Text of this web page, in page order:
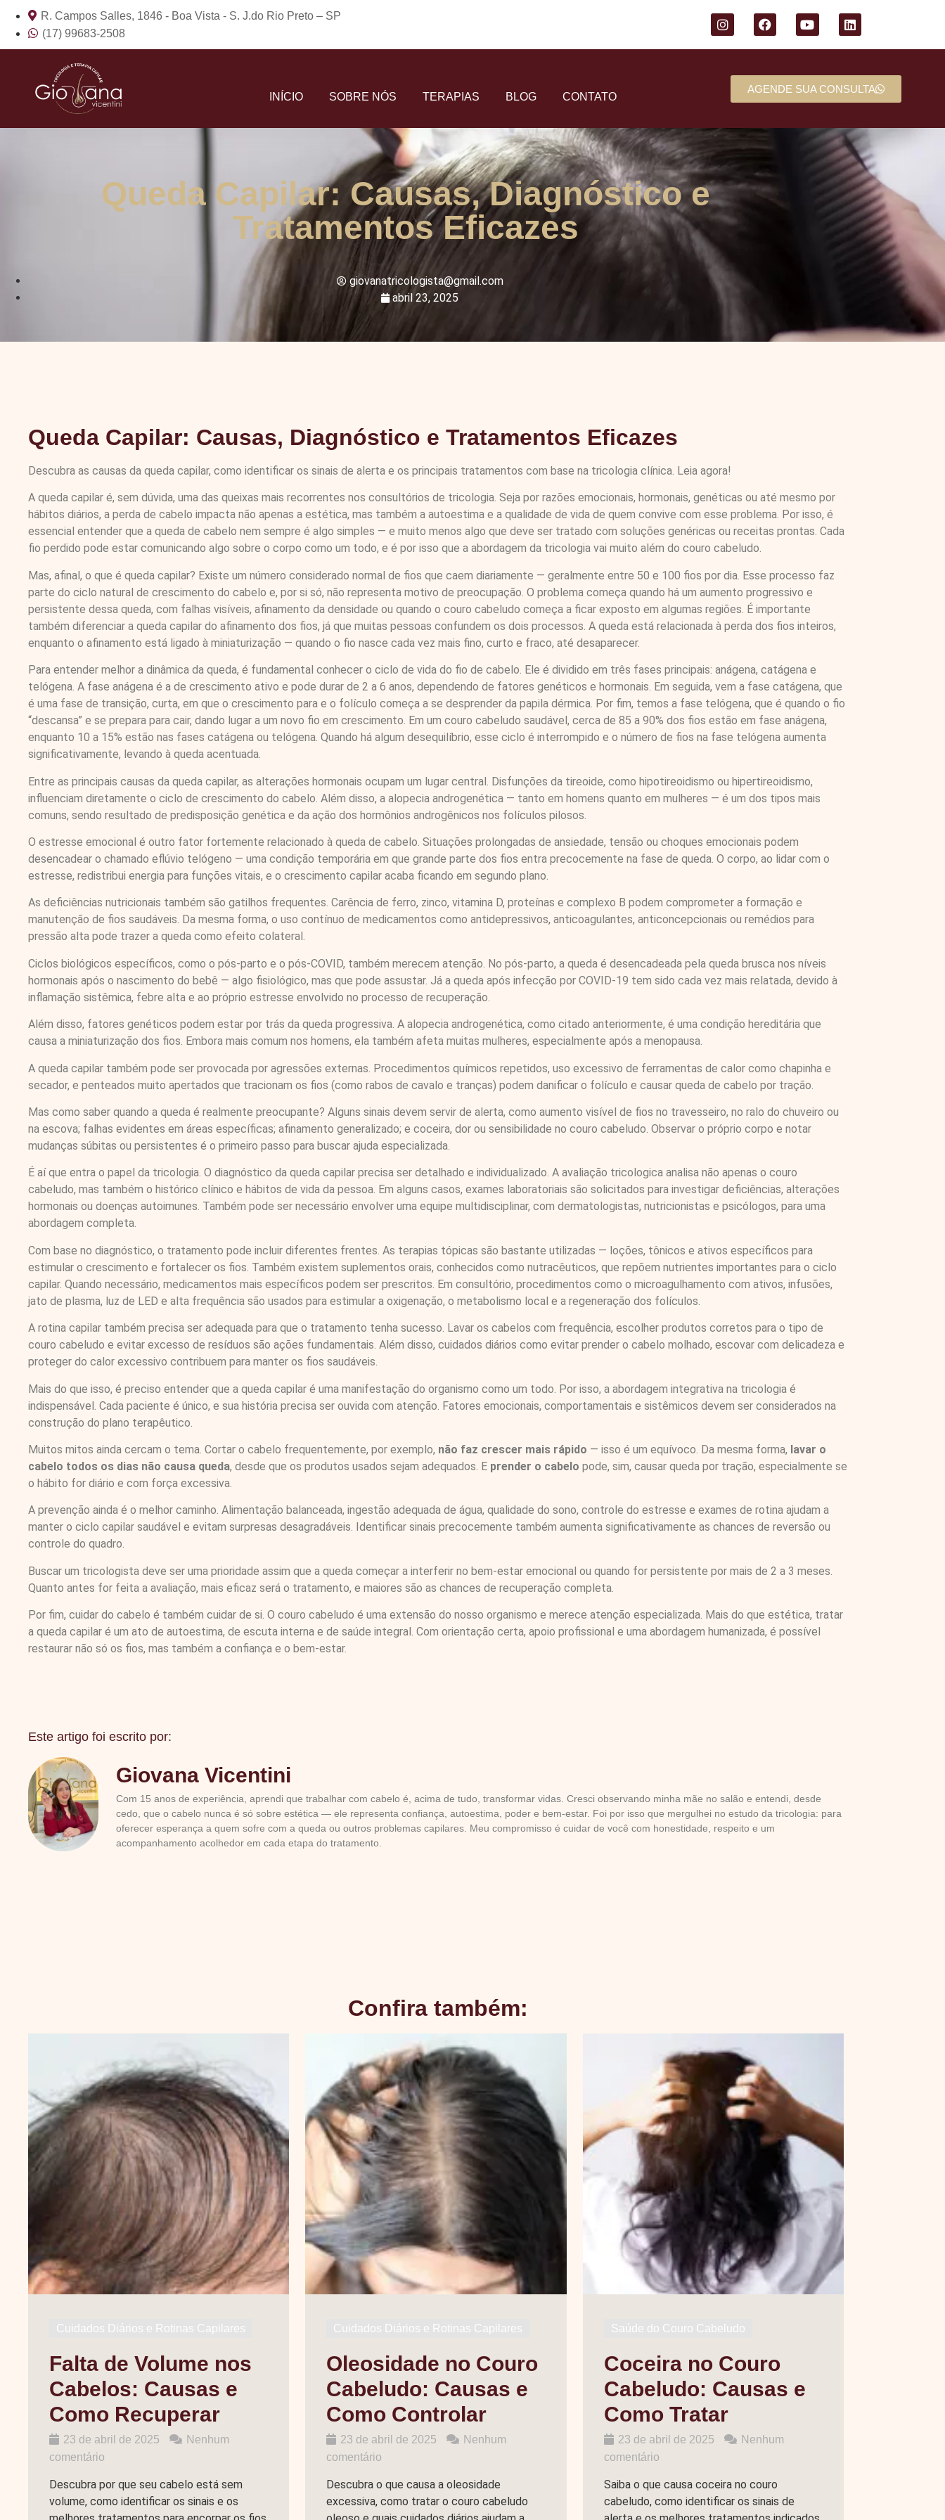
R. Campos Salles, 1846 - Boa Vista - S. J.do Rio Preto – SP
(17) 99683-2508
INÍCIO SOBRE NÓS TERAPIAS BLOG CONTATO
AGENDE SUA CONSULTA
Queda Capilar: Causas, Diagnóstico e
Tratamentos Eficazes
giovanatricologista@gmail.com
abril 23, 2025
Queda Capilar: Causas, Diagnóstico e Tratamentos Eficazes
Descubra as causas da queda capilar, como identificar os sinais de alerta e os principais tratamentos com base na tricologia clínica. Leia agora!
A queda capilar é, sem dúvida, uma das queixas mais recorrentes nos consultórios de tricologia. Seja por razões emocionais, hormonais, genéticas ou até mesmo por
hábitos diários, a perda de cabelo impacta não apenas a estética, mas também a autoestima e a qualidade de vida de quem convive com esse problema. Por isso, é
essencial entender que a queda de cabelo nem sempre é algo simples — e muito menos algo que deve ser tratado com soluções genéricas ou receitas prontas. Cada
fio perdido pode estar comunicando algo sobre o corpo como um todo, e é por isso que a abordagem da tricologia vai muito além do couro cabeludo.
Mas, afinal, o que é queda capilar? Existe um número considerado normal de fios que caem diariamente — geralmente entre 50 e 100 fios por dia. Esse processo faz
parte do ciclo natural de crescimento do cabelo e, por si só, não representa motivo de preocupação. O problema começa quando há um aumento progressivo e
persistente dessa queda, com falhas visíveis, afinamento da densidade ou quando o couro cabeludo começa a ficar exposto em algumas regiões. É importante
também diferenciar a queda capilar do afinamento dos fios, já que muitas pessoas confundem os dois processos. A queda está relacionada à perda dos fios inteiros,
enquanto o afinamento está ligado à miniaturização — quando o fio nasce cada vez mais fino, curto e fraco, até desaparecer.
Para entender melhor a dinâmica da queda, é fundamental conhecer o ciclo de vida do fio de cabelo. Ele é dividido em três fases principais: anágena, catágena e
telógena. A fase anágena é a de crescimento ativo e pode durar de 2 a 6 anos, dependendo de fatores genéticos e hormonais. Em seguida, vem a fase catágena, que
é uma fase de transição, curta, em que o crescimento para e o folículo começa a se desprender da papila dérmica. Por fim, temos a fase telógena, que é quando o fio
“descansa” e se prepara para cair, dando lugar a um novo fio em crescimento. Em um couro cabeludo saudável, cerca de 85 a 90% dos fios estão em fase anágena,
enquanto 10 a 15% estão nas fases catágena ou telógena. Quando há algum desequilíbrio, esse ciclo é interrompido e o número de fios na fase telógena aumenta
significativamente, levando à queda acentuada.
Entre as principais causas da queda capilar, as alterações hormonais ocupam um lugar central. Disfunções da tireoide, como hipotireoidismo ou hipertireoidismo,
influenciam diretamente o ciclo de crescimento do cabelo. Além disso, a alopecia androgenética — tanto em homens quanto em mulheres — é um dos tipos mais
comuns, sendo resultado de predisposição genética e da ação dos hormônios androgênicos nos folículos pilosos.
O estresse emocional é outro fator fortemente relacionado à queda de cabelo. Situações prolongadas de ansiedade, tensão ou choques emocionais podem
desencadear o chamado eflúvio telógeno — uma condição temporária em que grande parte dos fios entra precocemente na fase de queda. O corpo, ao lidar com o
estresse, redistribui energia para funções vitais, e o crescimento capilar acaba ficando em segundo plano.
As deficiências nutricionais também são gatilhos frequentes. Carência de ferro, zinco, vitamina D, proteínas e complexo B podem comprometer a formação e
manutenção de fios saudáveis. Da mesma forma, o uso contínuo de medicamentos como antidepressivos, anticoagulantes, anticoncepcionais ou remédios para
pressão alta pode trazer a queda como efeito colateral.
Ciclos biológicos específicos, como o pós-parto e o pós-COVID, também merecem atenção. No pós-parto, a queda é desencadeada pela queda brusca nos níveis
hormonais após o nascimento do bebê — algo fisiológico, mas que pode assustar. Já a queda após infecção por COVID-19 tem sido cada vez mais relatada, devido à
inflamação sistêmica, febre alta e ao próprio estresse envolvido no processo de recuperação.
Além disso, fatores genéticos podem estar por trás da queda progressiva. A alopecia androgenética, como citado anteriormente, é uma condição hereditária que
causa a miniaturização dos fios. Embora mais comum nos homens, ela também afeta muitas mulheres, especialmente após a menopausa.
A queda capilar também pode ser provocada por agressões externas. Procedimentos químicos repetidos, uso excessivo de ferramentas de calor como chapinha e
secador, e penteados muito apertados que tracionam os fios (como rabos de cavalo e tranças) podem danificar o folículo e causar queda de cabelo por tração.
Mas como saber quando a queda é realmente preocupante? Alguns sinais devem servir de alerta, como aumento visível de fios no travesseiro, no ralo do chuveiro ou
na escova; falhas evidentes em áreas específicas; afinamento generalizado; e coceira, dor ou sensibilidade no couro cabeludo. Observar o próprio corpo e notar
mudanças súbitas ou persistentes é o primeiro passo para buscar ajuda especializada.
É aí que entra o papel da tricologia. O diagnóstico da queda capilar precisa ser detalhado e individualizado. A avaliação tricologica analisa não apenas o couro
cabeludo, mas também o histórico clínico e hábitos de vida da pessoa. Em alguns casos, exames laboratoriais são solicitados para investigar deficiências, alterações
hormonais ou doenças autoimunes. Também pode ser necessário envolver uma equipe multidisciplinar, com dermatologistas, nutricionistas e psicólogos, para uma
abordagem completa.
Com base no diagnóstico, o tratamento pode incluir diferentes frentes. As terapias tópicas são bastante utilizadas — loções, tônicos e ativos específicos para
estimular o crescimento e fortalecer os fios. Também existem suplementos orais, conhecidos como nutracêuticos, que repõem nutrientes importantes para o ciclo
capilar. Quando necessário, medicamentos mais específicos podem ser prescritos. Em consultório, procedimentos como o microagulhamento com ativos, infusões,
jato de plasma, luz de LED e alta frequência são usados para estimular a oxigenação, o metabolismo local e a regeneração dos folículos.
A rotina capilar também precisa ser adequada para que o tratamento tenha sucesso. Lavar os cabelos com frequência, escolher produtos corretos para o tipo de
couro cabeludo e evitar excesso de resíduos são ações fundamentais. Além disso, cuidados diários como evitar prender o cabelo molhado, escovar com delicadeza e
proteger do calor excessivo contribuem para manter os fios saudáveis.
Mais do que isso, é preciso entender que a queda capilar é uma manifestação do organismo como um todo. Por isso, a abordagem integrativa na tricologia é
indispensável. Cada paciente é único, e sua história precisa ser ouvida com atenção. Fatores emocionais, comportamentais e sistêmicos devem ser considerados na
construção do plano terapêutico.
Muitos mitos ainda cercam o tema. Cortar o cabelo frequentemente, por exemplo, não faz crescer mais rápido — isso é um equívoco. Da mesma forma, lavar o
cabelo todos os dias não causa queda, desde que os produtos usados sejam adequados. E prender o cabelo pode, sim, causar queda por tração, especialmente se
o hábito for diário e com força excessiva.
A prevenção ainda é o melhor caminho. Alimentação balanceada, ingestão adequada de água, qualidade do sono, controle do estresse e exames de rotina ajudam a
manter o ciclo capilar saudável e evitam surpresas desagradáveis. Identificar sinais precocemente também aumenta significativamente as chances de reversão ou
controle do quadro.
Buscar um tricologista deve ser uma prioridade assim que a queda começar a interferir no bem-estar emocional ou quando for persistente por mais de 2 a 3 meses.
Quanto antes for feita a avaliação, mais eficaz será o tratamento, e maiores são as chances de recuperação completa.
Por fim, cuidar do cabelo é também cuidar de si. O couro cabeludo é uma extensão do nosso organismo e merece atenção especializada. Mais do que estética, tratar
a queda capilar é um ato de autoestima, de escuta interna e de saúde integral. Com orientação certa, apoio profissional e uma abordagem humanizada, é possível
restaurar não só os fios, mas também a confiança e o bem-estar.
Este artigo foi escrito por:
Giovana Vicentini
Com 15 anos de experiência, aprendi que trabalhar com cabelo é, acima de tudo, transformar vidas. Cresci observando minha mãe no salão e entendi, desde
cedo, que o cabelo nunca é só sobre estética — ele representa confiança, autoestima, poder e bem-estar. Foi por isso que mergulhei no estudo da tricologia: para
oferecer esperança a quem sofre com a queda ou outros problemas capilares. Meu compromisso é cuidar de você com honestidade, respeito e um
acompanhamento acolhedor em cada etapa do tratamento.
Confira também:
Cuidados Diários e Rotinas Capilares
Falta de Volume nos
Cabelos: Causas e
Como Recuperar
23 de abril de 2025
Nenhum
comentário
Descubra por que seu cabelo está sem
volume, como identificar os sinais e os
Cuidados Diários e Rotinas Capilares
Oleosidade no Couro
Cabeludo: Causas e
Como Controlar
23 de abril de 2025
Nenhum
comentário
Descubra o que causa a oleosidade
excessiva, como tratar o couro cabeludo
Saúde do Couro Cabeludo
Coceira no Couro
Cabeludo: Causas e
Como Tratar
23 de abril de 2025
Nenhum
comentário
Saiba o que causa coceira no couro
cabeludo, como identificar os sinais de